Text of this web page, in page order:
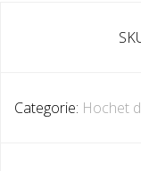
Categorie: Hochet